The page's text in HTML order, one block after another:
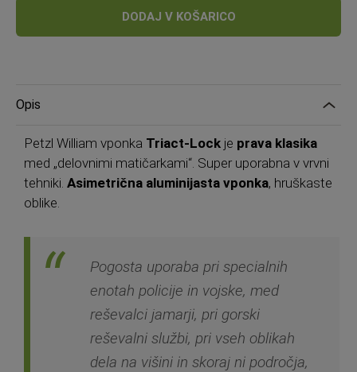
DODAJ V KOŠARICO
Opis
Petzl William vponka Triact-Lock je prava klasika
med „delovnimi matičarkami“. Super uporabna v vrvni
tehniki. Asimetrična aluminijasta vponka, hruškaste
oblike.
Pogosta uporaba pri specialnih
enotah policije in vojske, med
reševalci jamarji, pri gorski
reševalni službi, pri vseh oblikah
dela na višini in skoraj ni področja,